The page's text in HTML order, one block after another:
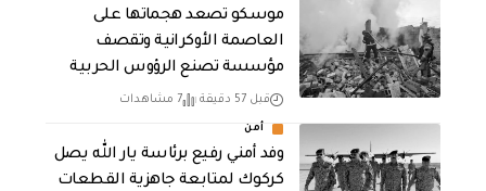
موسكو تصعد هجماتها على
العاصمة الأوكرانية وتقصف
مؤسسة تصنع الرؤوس الحربية
قبل 57 دقيقة 7 مشاهدات
أمن
وفد أمني رفيع برئاسة يار الله يصل
كركوك لمتابعة جاهزية القطعات